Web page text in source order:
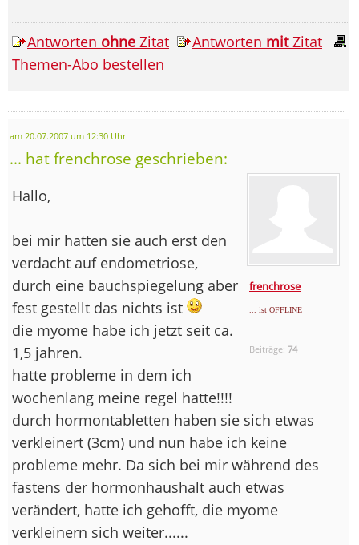
Antworten ohne Zitat Antworten mitZitat
Themen-Abo bestellen
am 20.07.2007 um 12:30 Uhr
... hat frenchrose geschrieben:
frenchrose
... ist OFFLINE
Beiträge:74
Hallo,
bei mir hatten sie auch erst den
verdacht auf endometriose,
durch eine bauchspiegelung aber
fest gestellt das nichts ist
die myome habe ich jetzt seit ca.
1,5 jahren.
hatte probleme in dem ich
wochenlang meine regel hatte!!!!
durch hormontabletten haben sie sich etwas
verkleinert (3cm) und nun habe ich keine
probleme mehr. Da sich bei mir während des
fastens der hormonhaushalt auch etwas
verändert, hatte ich gehofft, die myome
verkleinern sich weiter......